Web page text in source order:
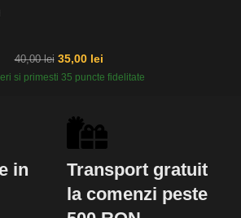
40,00lei 35,00 lei
si primesti 35 puncte fidelitate
in
Transport gratuit
la comenzi peste